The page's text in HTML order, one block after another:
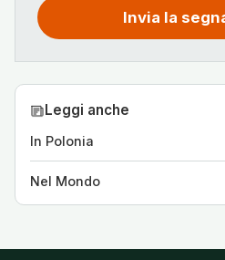
Invia la
Leggi anche
In Polonia
Nel Mondo